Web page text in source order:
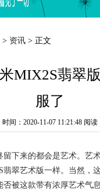
> 资讯 > 正文
MIX2S翡翠
服了
间：2020-11-07 11:21:48 阅读
留下来的都会是艺术。艺
翠艺术版一样。当然，
否被这款带有浓厚艺术气